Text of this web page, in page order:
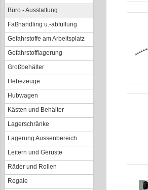
Büro - Ausstattung
Faßhandling u.-abfüllung
Gefahrstoffe am Arbeitsplatz
Gefahrstofflagerung
Großbehälter
Hebezeuge
Hubwagen
Kästen und Behälter
Lagerschränke
Lagerung Aussenbereich
Leitern und Gerüste
Räder und Rollen
Regale